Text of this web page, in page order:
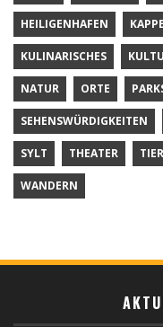
HEILIGENHAFEN
KULINARISCHES
NATUR ORTE
SEHENSWÜRDIGKEITEN
SYLT THEATER
WANDERN